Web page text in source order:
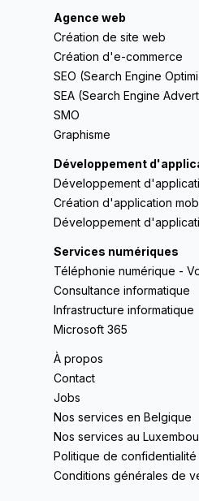
Agence web
Création de site web
Création d'e-commerce
SEO (Search Engine
SEA (Search Engine
SMO
Graphisme
Développement
Développement
Création d'application
Développement
Services numériques
Téléphonie numérique -
Consultance informatique
Infrastructure informatique
Microsoft 365
À propos
Contact
Jobs
Nos services en Belgique
Nos services au
Politique de confidentialité
Conditions générales de